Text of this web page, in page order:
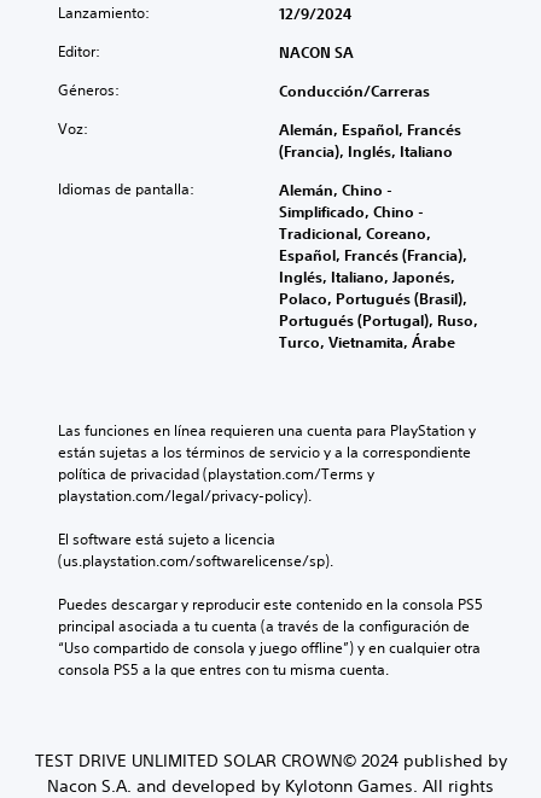
Lanzamiento: 12/9/2024
Editor: NACON SA
Géneros: Conducción/Carreras
Voz:
Alemán, Español, Francés
(Francia), Inglés, Italiano
Idiomas de pantalla:
Alemán, Chino -
Simplificado, Chino -
Tradicional, Coreano,
Español, Francés (Francia),
Inglés, Italiano, Japonés,
Polaco, Portugués (Brasil),
Portugués (Portugal), Ruso,
Turco, Vietnamita, Árabe
Las funciones en línea requieren una cuenta para PlayStation y
están sujetas a los términos de servicio y a la correspondiente
política de privacidad (playstation.com/Terms y
playstation.com/legal/privacy-policy).
El software está sujeto a licencia
(us.playstation.com/softwarelicense/sp).
Puedes descargar y reproducir este contenido en la consola PS5
principal asociada a tu cuenta (a través de la configuración de
“Uso compartido de consola y juego offline”) y en cualquier otra
consola PS5 a la que entres con tu misma cuenta.
TEST DRIVE UNLIMITED SOLAR CROWN© 2024 published by
Nacon S.A. and developed by Kylotonn Games. All rights